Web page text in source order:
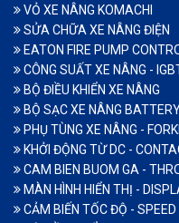
VỎ XE NÂNG KOMACHI
SỬA CHỮA XE NÂNG ĐIỆN
EATON FIRE PUMP
CÔNG SUẤT XE NÂNG -
BỘ ĐIỀU KHIỂN XE NÂNG
BỘ SẠC XE NÂNG
PHỤ TÙNG XE NÂNG -
KHỞI ĐỘNG TỪ DC -
CAM BIEN BUOM GA -
MÀN HÌNH HIỂN THỊ -
CẢM BIẾN TỐC ĐỘ - SPEED